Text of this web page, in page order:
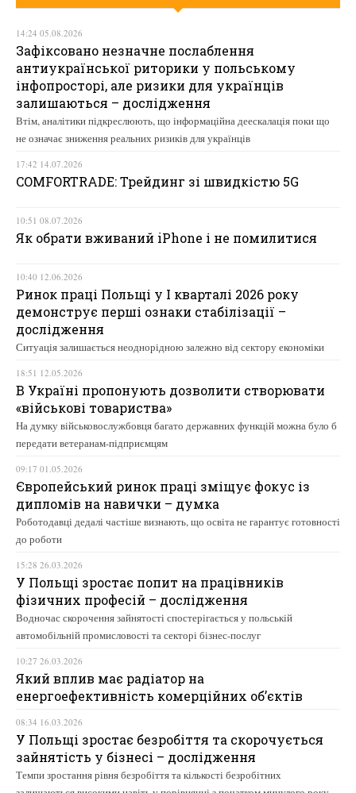
14:24 05.08.2026
Зафіксовано незначне послаблення
антиукраїнської риторики у польському
інфопросторі, але ризики для українців
залишаються – дослідження
Втім, аналітики підкреслюють, що інформаційна деескалація поки що
не означає зниження реальних ризиків для українців
17:42 14.07.2026
COMFORTRADE: Трейдинг зі швидкістю 5G
10:51 08.07.2026
Як обрати вживаний iPhone і не помилитися
10:40 12.06.2026
Ринок праці Польщі у І кварталі 2026 року
демонструє перші ознаки стабілізації –
дослідження
Ситуація залишається неоднорідною залежно від сектору економіки
18:51 12.05.2026
В Україні пропонують дозволити створювати
«військові товариства»
На думку військовослужбовця багато державних функцій можна було б
передати ветеранам-підприємцям
09:17 01.05.2026
Європейський ринок праці зміщує фокус із
дипломів на навички – думка
Роботодавці дедалі частіше визнають, що освіта не гарантує готовності
до роботи
15:28 26.03.2026
У Польщі зростає попит на працівників
фізичних професій – дослідження
Водночас скорочення зайнятості спостерігається у польській
автомобільній промисловості та секторі бізнес-послуг
10:27 26.03.2026
Який вплив має радіатор на
енергоефективність комерційних об’єктів
08:34 16.03.2026
У Польщі зростає безробіття та скорочується
зайнятість у бізнесі – дослідження
Темпи зростання рівня безробіття та кількості безробітних